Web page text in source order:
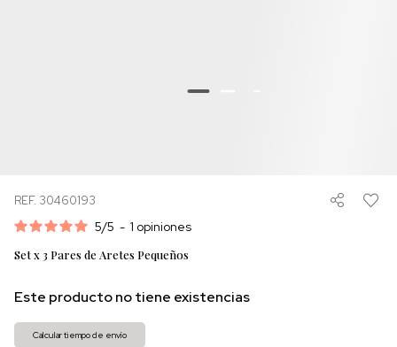
REF. 30460193
5/5 - 1 opiniones
Set x 3 Pares de Aretes Pequeños
Este producto no tiene existencias
Calcular tiempo de envío